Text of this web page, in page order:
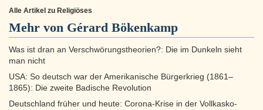
Alle Artikel zu Religiöses
Mehr von Gérard Bökenkamp
Was ist dran an Verschwörungstheorien?: Die im Dunkeln sieht
man nicht
USA: So deutsch war der Amerikanische Bürgerkrieg (1861–
1865): Die zweite Badische Revolution
Deutschland früher und heute: Corona-Krise in der Vollkasko-